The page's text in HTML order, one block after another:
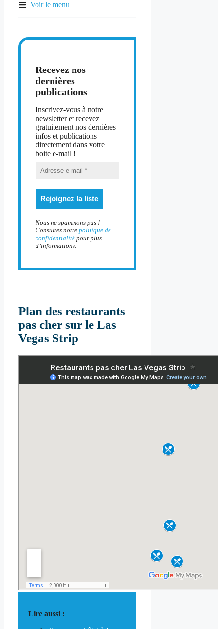
Voir le menu
Recevez nos
dernières
publications
Inscrivez-vous à notre
newsletter et recevez
gratuitement nos dernières
infos et publications
directement dans votre
boite e-mail !
Nous ne spammons pas !
Consultez notre politique de
confidentialité pour plus
d’informations.
Plan des restaurants
pas cher sur le Las
Vegas Strip
Lire aussi :